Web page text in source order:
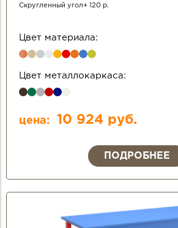
Скругленный угол+ 120 р.
Цвет материала:
Цвет металлокаркаса:
цена: 10 924 руб.
ПОДРОБНЕЕ